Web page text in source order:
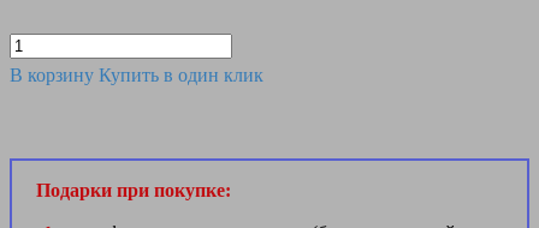
В корзину Купить в один клик
Подарки при покупке: